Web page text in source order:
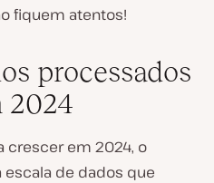
fiquem atentos!
processados
2024
crescer em 2024, o
de dados que